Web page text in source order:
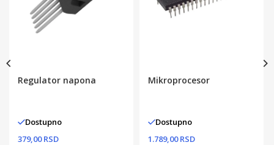
Regulator napona
Dostupno
379,00 RSD
Mikroprocesor
Dostupno
1.789,00 RSD